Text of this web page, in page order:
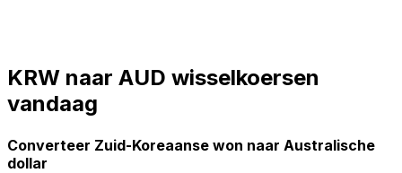
KRW naar AUD wisselkoersen
vandaag
Converteer Zuid-Koreaanse won naar Australische
dollar